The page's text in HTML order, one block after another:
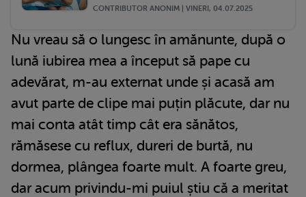
CONTRIBUTOR ANONIM | VINERI, 04.07.2025
Nu vreau să o lungesc în amănunte, după o
lună iubirea mea a început să pape cu
adevărat, m-au externat unde și acasă am
avut parte de clipe mai puțin plăcute, dar nu
mai conta atât timp cât era sănătos,
rămăsese cu reflux, dureri de burtă, nu
dormea, plângea foarte mult. A foarte greu,
dar acum privindu-mi puiul știu că a meritat